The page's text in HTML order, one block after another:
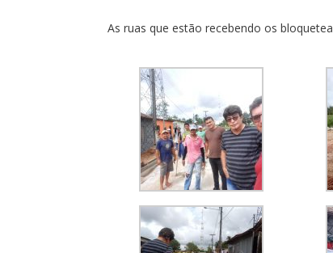
As ruas que estão recebendo os